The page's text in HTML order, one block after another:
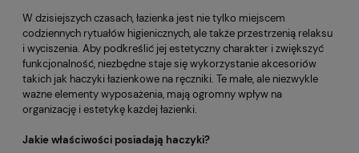
W dzisiejszych czasach, łazienka jest nie tylko miejscem
codziennych rytuałów higienicznych, ale także przestrzenią relaksu
i wyciszenia. Aby podkreślić jej estetyczny charakter i zwiększyć
funkcjonalność, niezbędne staje się wykorzystanie akcesoriów
takich jak haczyki łazienkowe na ręczniki. Te małe, ale niezwykle
ważne elementy wyposażenia, mają ogromny wpływ na
organizację i estetykę każdej łazienki.
Jakie właściwości posiadają haczyki?